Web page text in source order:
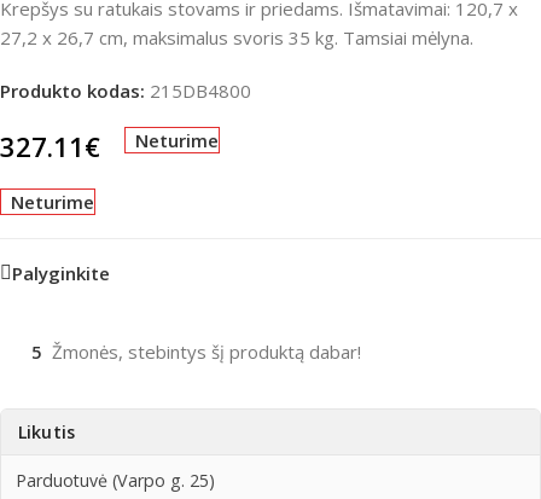
Krepšys su ratukais stovams ir priedams. Išmatavimai: 120,7 x
27,2 x 26,7 cm, maksimalus svoris 35 kg. Tamsiai mėlyna.
Produkto kodas: 215DB4800
327.11€ Neturime
Neturime
Palyginkite
5 Žmonės, stebintys šį produktą dabar!
Likutis
Parduotuvė (Varpo g. 25)